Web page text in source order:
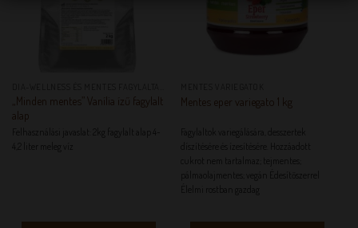
„Minden mentes” Vanília ízű fagylalt
alap
Felhasználási javaslat: 2kg fagylalt alap 4-
4,2 liter meleg víz
Mentes eper variegato 1 kg
Fagylaltok variegálására, desszertek
díszítésére és ízesítésére. Hozzáadott
cukrot nem tartalmaz; tejmentes;
pálmaolajmentes; vegán Édesítőszerrel
Élelmi rostban gazdag